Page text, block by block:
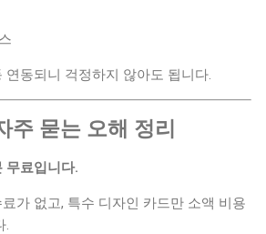
동되니 걱정하지 않아도 됩니다.
주 묻는 오해 정리
무료입니다.
가 없고, 특수 디자인 카드만 소액 비용
.